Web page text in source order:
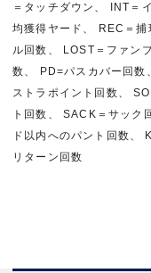
＝タッチダウン、 INT＝
均獲得ヤード、 REC＝
ル回数、 LOST＝ファン
数、 PD=パスカバー回数
ストラポイント回数、
ト回数、 SACK＝サック
ド以内へのパント回数、
リターン回数